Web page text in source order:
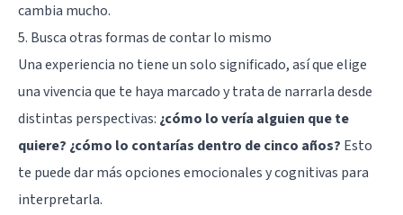
cambia mucho.
5. Busca otras formas de contar lo mismo
Una experiencia no tiene un solo significado, así que elige
una vivencia que te haya marcado y trata de narrarla desde
distintas perspectivas: ¿cómo lo vería alguien que te
quiere? ¿cómo lo contarías dentro de cinco años? Esto
te puede dar más opciones emocionales y cognitivas para
interpretarla.